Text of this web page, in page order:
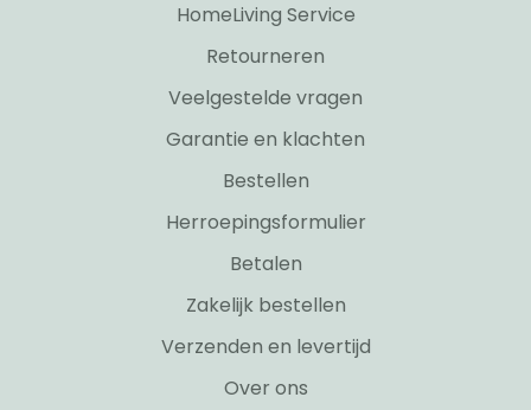
HomeLiving Service
Retourneren
Veelgestelde vragen
Garantie en klachten
Bestellen
Herroepingsformulier
Betalen
Zakelijk bestellen
Verzenden en levertijd
Over ons